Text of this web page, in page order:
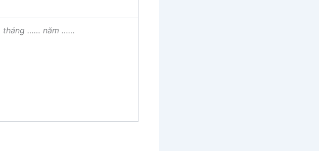
tháng …… năm ……